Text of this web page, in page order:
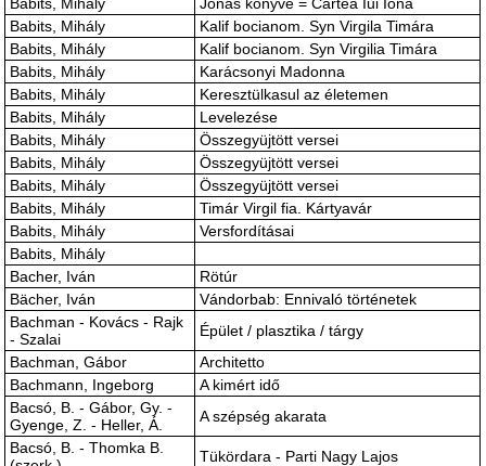
Babits, Mihály
Kalif bocianom. Syn Virgila Timára
Babits, Mihály
Kalif bocianom. Syn Virgilia Timára
Babits, Mihály
Karácsonyi Madonna
Babits, Mihály
Keresztülkasul az életemen
Babits, Mihály
Levelezése
Babits, Mihály
Összegyüjtött versei
Babits, Mihály
Összegyüjtött versei
Babits, Mihály
Összegyüjtött versei
Babits, Mihály
Timár Virgil fia. Kártyavár
Babits, Mihály
Versfordításai
Babits, Mihály
Bacher, Iván
Rötúr
Bächer, Iván
Vándorbab: Ennivaló történetek
Bachman - Kovács - Rajk
- Szalai
Épület / plasztika / tárgy
Bachman, Gábor
Architetto
Bachmann, Ingeborg
A kimért idő
Bacsó, B. - Gábor, Gy. -
Gyenge, Z. - Heller, Á.
A szépség akarata
Bacsó, B. - Thomka B.
Tükördara - Parti Nagy Lajos